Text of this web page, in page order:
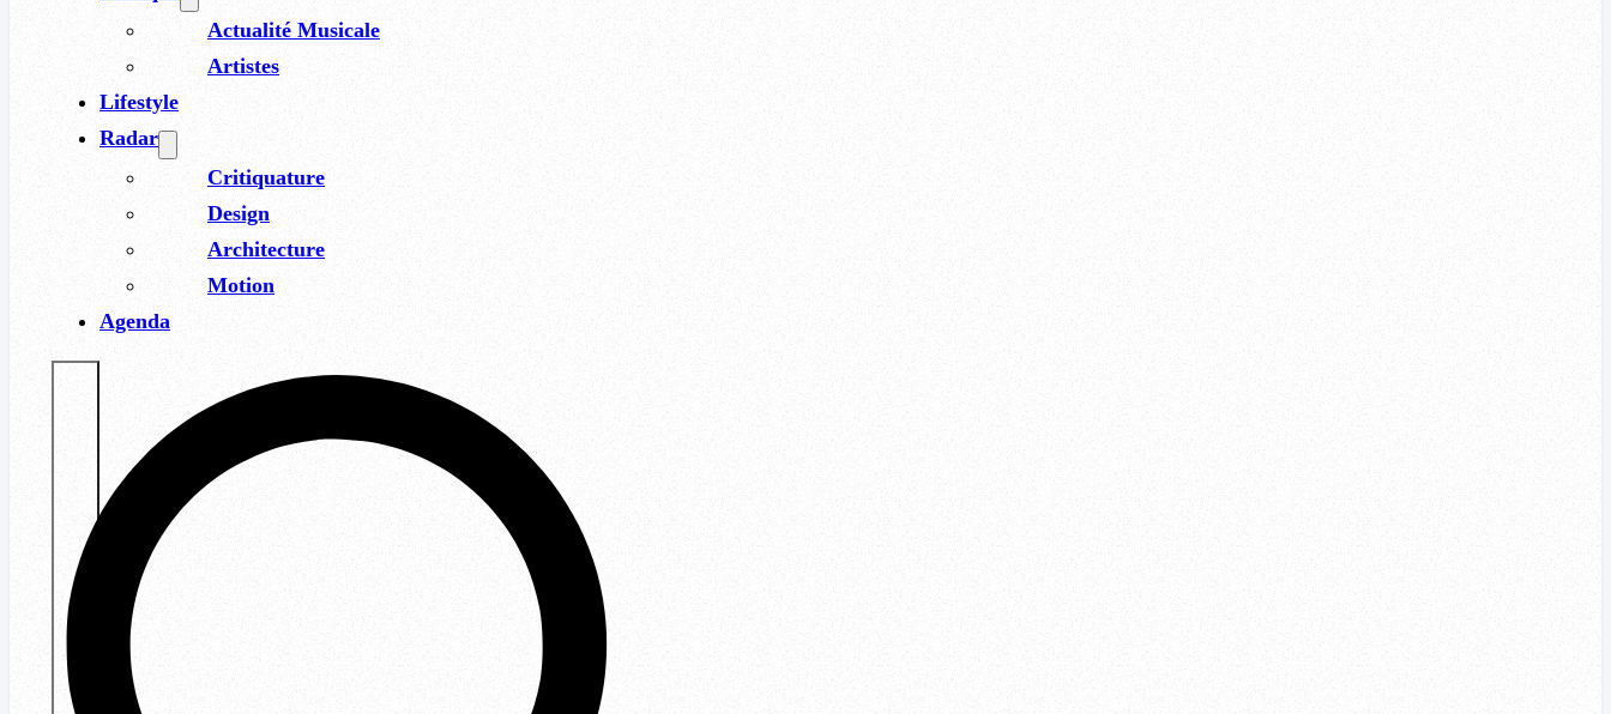
Actualité Musicale
Artistes
Lifestyle
Radar
Critiquature
Design
Architecture
Motion
Agenda